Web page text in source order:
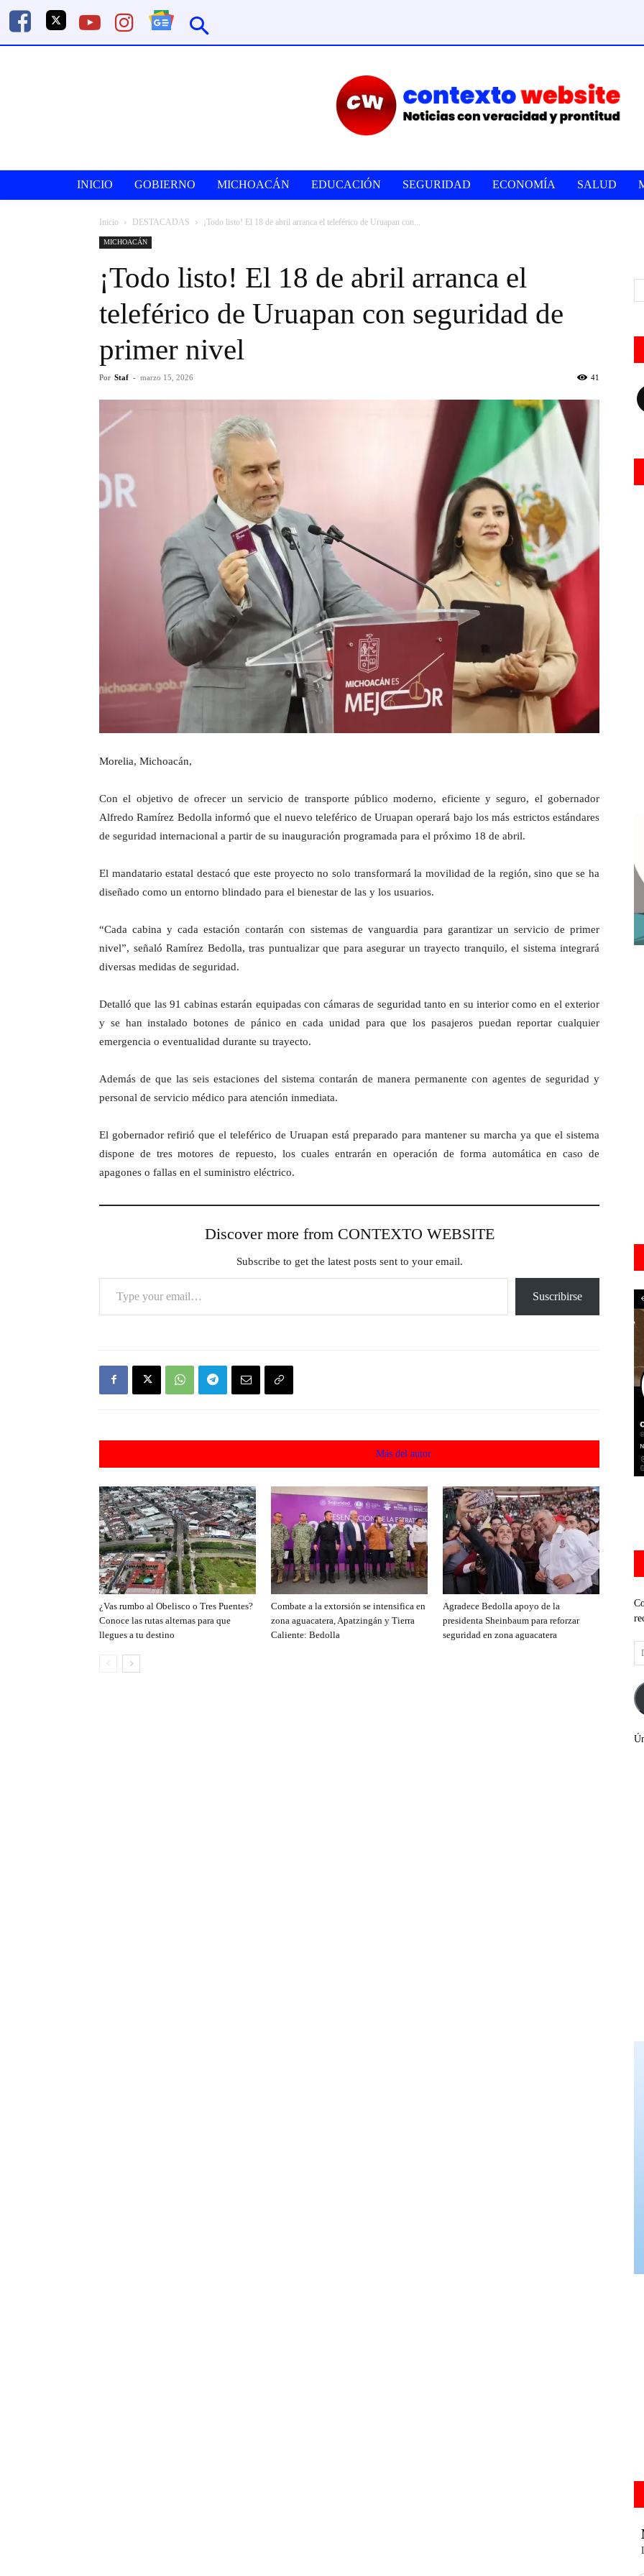
INICIO GOBIERNO MICHOACÁN EDUCACIÓN SEGURIDAD ECONOMÍA SALUD
Inicio DESTACADAS ¡Todo listo! El 18 de abril arranca el teleférico de Uruapan con...
MICHOACÁN
¡Todo listo! El 18 de abril arranca el
teleférico de Uruapan con seguridad de
primer nivel
Por Staf - marzo 15, 2026 41
Morelia, Michoacán,
Con el objetivo de ofrecer un servicio de transporte público moderno, eficiente y seguro, el gobernador
Alfredo Ramírez Bedolla informó que el nuevo teleférico de Uruapan operará bajo los más estrictos estándares
de seguridad internacional a partir de su inauguración programada para el próximo 18 de abril.
El mandatario estatal destacó que este proyecto no solo transformará la movilidad de la región, sino que se ha
diseñado como un entorno blindado para el bienestar de las y los usuarios.
“Cada cabina y cada estación contarán con sistemas de vanguardia para garantizar un servicio de primer
nivel”, señaló Ramírez Bedolla, tras puntualizar que para asegurar un trayecto tranquilo, el sistema integrará
diversas medidas de seguridad.
Detalló que las 91 cabinas estarán equipadas con cámaras de seguridad tanto en su interior como en el exterior
y se han instalado botones de pánico en cada unidad para que los pasajeros puedan reportar cualquier
emergencia o eventualidad durante su trayecto.
Además de que las seis estaciones del sistema contarán de manera permanente con agentes de seguridad y
personal de servicio médico para atención inmediata.
El gobernador refirió que el teleférico de Uruapan está preparado para mantener su marcha ya que el sistema
dispone de tres motores de repuesto, los cuales entrarán en operación de forma automática en caso de
apagones o fallas en el suministro eléctrico.
Discover more from CONTEXTO WEBSITE
Subscribe to get the latest posts sent to your email.
Type your email…
Suscribirse
Más del autor
¿Vas rumbo al Obelisco o Tres Puentes?
Conoce las rutas alternas para que
llegues a tu destino
Combate a la extorsión se intensifica en
zona aguacatera, Apatzingán y Tierra
Caliente: Bedolla
Agradece Bedolla apoyo de la
presidenta Sheinbaum para reforzar
seguridad en zona aguacatera
de